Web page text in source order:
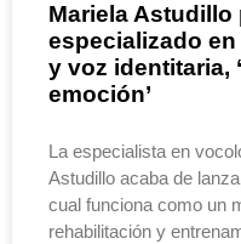
Mariela
especializado
y voz identitaria,
emoción’
La especialista en
Astudillo acaba de
cual funciona como un
rehabilitación y